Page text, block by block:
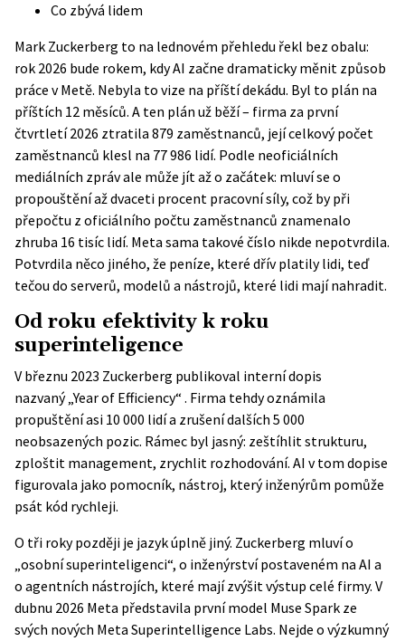
Co zbývá lidem
Mark Zuckerberg to na lednovém přehledu řekl bez obalu:
rok 2026 bude rokem, kdy AI začne dramaticky měnit způsob
práce v Metě. Nebyla to vize na příští dekádu. Byl to plán na
příštích 12 měsíců. A ten plán už běží – firma za první
čtvrtletí 2026 ztratila 879 zaměstnanců, její celkový počet
zaměstnanců klesl na 77 986 lidí. Podle neoficiálních
mediálních zpráv ale může jít až o začátek: mluví se o
propouštění až dvaceti procent pracovní síly, což by při
přepočtu z oficiálního počtu zaměstnanců znamenalo
zhruba 16 tisíc lidí. Meta sama takové číslo nikde nepotvrdila.
Potvrdila něco jiného, ​​že peníze, které dřív platily lidi, teď
tečou do serverů, modelů a nástrojů, které lidi mají nahradit.
Od roku efektivity k roku
superinteligence
V březnu 2023 Zuckerberg publikoval interní dopis
nazvaný„Year of Efficiency“ . Firma tehdy oznámila
propuštění asi 10 000 lidí a zrušení dalších 5 000
neobsazených pozic. Rámec byl jasný: zeštíhlit strukturu,
zploštit management, zrychlit rozhodování. AI v tom dopise
figurovala jako pomocník, nástroj, který inženýrům pomůže
psát kód rychleji.
O tři roky později je jazyk úplně jiný. Zuckerberg mluví o
„osobní superinteligenci“, o inženýrství postaveném na AI a
o agentních nástrojích, které mají zvýšit výstup celé firmy. V
dubnu 2026 Meta představila první model Muse Spark ze
svých nových Meta Superintelligence Labs. Nejde o výzkumný